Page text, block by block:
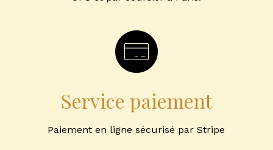
Service paiement
Paiement en ligne sécurisé par Stripe